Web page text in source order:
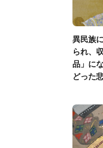
異民族
られ、
品」に
どった